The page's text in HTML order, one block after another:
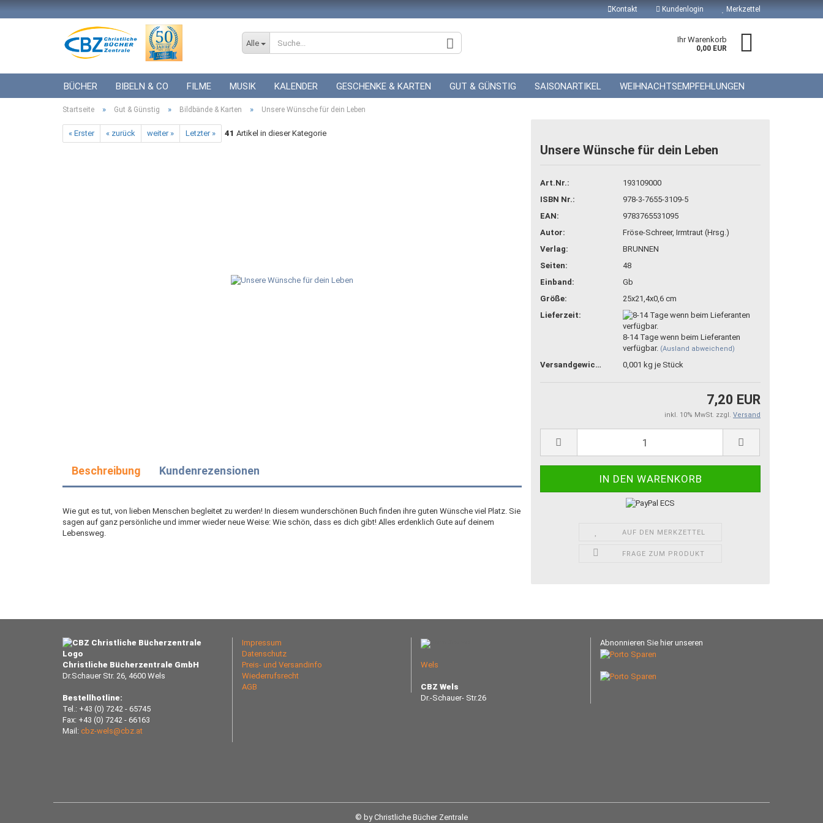
Kontakt Kundenlogin
Konto erstellen
Passwort vergessen?
Merkzettel
Alle Ihr Warenkorb
0,00 EUR
BÜCHER BIBELN & CO FILME MUSIK KALENDER GESCHENKE & KARTEN GUT & GÜNSTIG SAISONARTIKEL WEIHNACHTSEMPFEHLUNGEN
ICF BÜCHER VERSCHIEDENES GESCHENKE ZUR HOCHZEIT GUTSCHEINE
Startseite » Gut & Günstig » Bildbände & Karten » Unsere Wünsche für dein Leben
« Erster « zurück weiter » Letzter » 41 Artikel in dieser Kategorie
Unsere Wünsche für dein Leben
Art.Nr.:
193109000
ISBN Nr.:
978-3-7655-3109-5
EAN:
9783765531095
Autor:
Fröse-Schreer, Irmtraut (Hrsg.)
Verlag:
BRUNNEN
Seiten:
48
Einband:
Gb
Größe:
25x21,4x0,6 cm
Lieferzeit:
8-14 Tage wenn beim Lieferanten
verfügbar. (Ausland abweichend)
Versandgewicht: 0,001 kg je Stück
7,20 EUR
inkl. 10% MwSt. zzgl. Versand
AUF DEN MERKZETTEL
FRAGE ZUM PRODUKT
Beschreibung Kundenrezensionen
Wie gut es tut, von lieben Menschen begleitet zu werden! In diesem wunderschönen Buch finden ihre guten Wünsche viel Platz. Sie
sagen auf ganz persönliche und immer wieder neue Weise: Wie schön, dass es dich gibt! Alles erdenklich Gute auf deinem
Lebensweg.
Christliche Bücherzentrale GmbH
Dr.Schauer Str. 26, 4600 Wels
Bestellhotline:
Tel.: +43 (0) 7242 - 65745
Fax: +43 (0) 7242 - 66163
Mail: cbz-wels@cbz.at
Impressum
Datenschutz
Preis- und Versandinfo
Wiederrufsrecht
AGB
Wels
CBZ Wels
Dr.-Schauer- Str.26
Abnonnieren Sie hier unseren
© by Christliche Bücher Zentrale